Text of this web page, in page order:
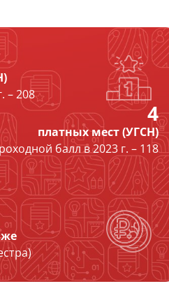
– 208
4
платных мест (УГСН)
балл в 2023 г. – 118